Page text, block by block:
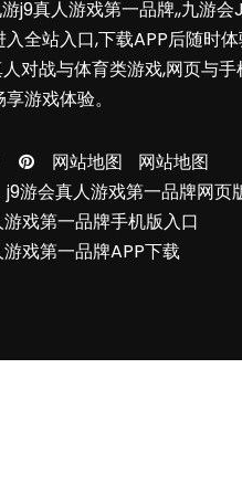
游j9真人游戏第一品牌,,九游会
入全站入口,下载APP后随时
对战与体育类游戏,网页与手
游戏体验。
网站地图
网站地图
j9游会真人游戏第一品牌网页
戏第一品牌手机版入口
戏第一品牌APP下载